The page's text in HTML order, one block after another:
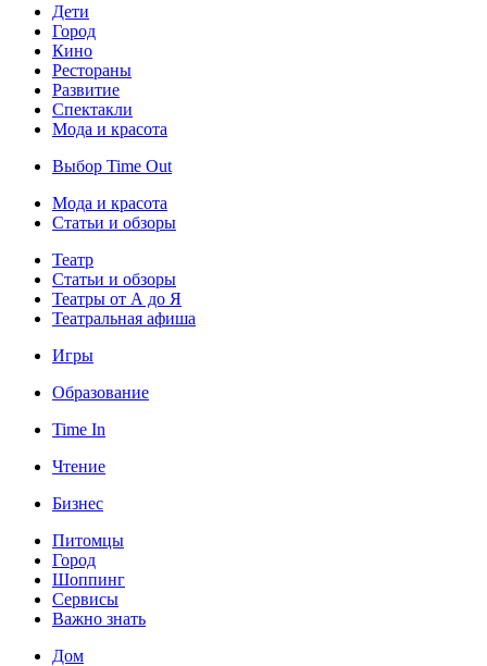
Дети
Город
Кино
Рестораны
Развитие
Спектакли
Мода и красота
Выбор Time Out
Мода и красота
Статьи и обзоры
Театр
Статьи и обзоры
Театры от А до Я
Театральная афиша
Игры
Образование
Time In
Чтение
Бизнес
Питомцы
Город
Шоппинг
Сервисы
Важно знать
Дом